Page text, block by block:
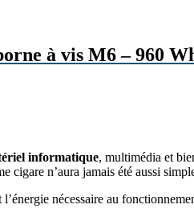
à vis M6 – 960
informatique, multimédia et
cigare n’aura jamais été aussi
nécessaire au